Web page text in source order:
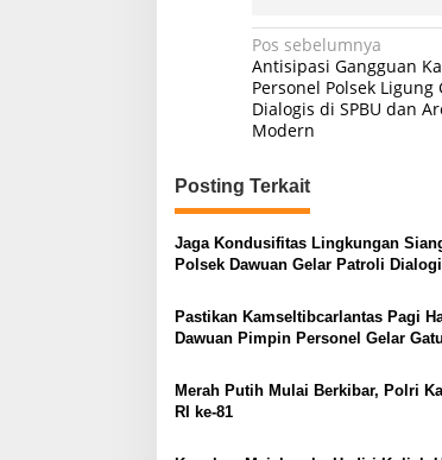
Navigasi
pos
Pos sebelumnya
Antisipasi Gangguan
Personel Polsek Ligung
Dialogis di SPBU dan
Modern
Posting Terkait
Jaga Kondusifitas Lingkungan
Polsek Dawuan Gelar Patroli
Pastikan Kamseltibcarlantas Pagi
Dawuan Pimpin Personel Gelar
Merah Putih Mulai Berkibar, Polri
RI ke-81